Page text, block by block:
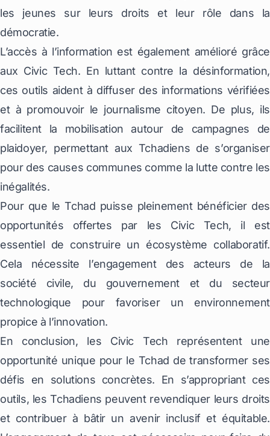
les jeunes sur leurs droits et leur rôle dans la
démocratie.
L’accès à l’information est également amélioré grâce
aux Civic Tech. En luttant contre la désinformation,
ces outils aident à diffuser des informations vérifiées
et à promouvoir le journalisme citoyen. De plus, ils
facilitent la mobilisation autour de campagnes de
plaidoyer, permettant aux Tchadiens de s’organiser
pour des causes communes comme la lutte contre les
inégalités.
Pour que le Tchad puisse pleinement bénéficier des
opportunités offertes par les Civic Tech, il est
essentiel de construire un écosystème collaboratif.
Cela nécessite l’engagement des acteurs de la
société civile, du gouvernement et du secteur
technologique pour favoriser un environnement
propice à l’innovation.
En conclusion, les Civic Tech représentent une
opportunité unique pour le Tchad de transformer ses
défis en solutions concrètes. En s’appropriant ces
outils, les Tchadiens peuvent revendiquer leurs droits
et contribuer à bâtir un avenir inclusif et équitable.